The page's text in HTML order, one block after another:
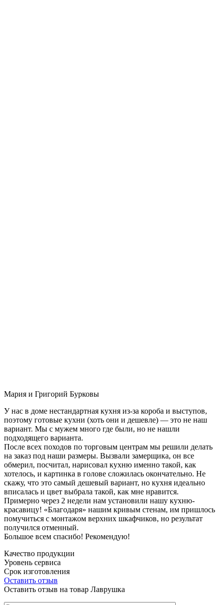
Мария и Григорий Бурковы
У нас в доме нестандартная кухня из-за короба и выступов,
поэтому готовые кухни (хоть они и дешевле) — это не наш
вариант. Мы с мужем много где были, но не нашли
подходящего варианта.
После всех походов по торговым центрам мы решили делать
на заказ под наши размеры. Вызвали замерщика, он все
обмерил, посчитал, нарисовал кухню именно такой, как
хотелось, и картинка в голове сложилась окончательно. Не
скажу, что это самый дешевый вариант, но кухня идеально
вписалась и цвет выбрала такой, как мне нравится.
Примерно через 2 недели нам установили нашу кухню-
красавицу! «Благодаря» нашим кривым стенам, им пришлось
помучиться с монтажом верхних шкафчиков, но результат
получился отменный.
Большое всем спасибо! Рекомендую!
Качество продукции
Уровень сервиса
Срок изготовления
Оставить отзыв
Оставить отзыв на товар Лаврушка